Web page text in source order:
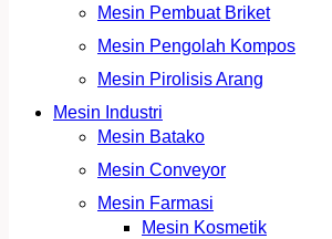
Mesin Pembuat Briket
Mesin Pengolah Kompos
Mesin Pirolisis Arang
Mesin Industri
Mesin Batako
Mesin Conveyor
Mesin Farmasi
Mesin Kosmetik